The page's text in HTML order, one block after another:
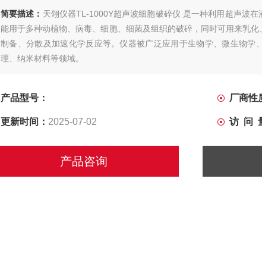
简要描述： 天翎仪器TL-1000Y超声波细胞破碎仪 是一种利用超声波
能用于多种动植物、病毒、细胞、细菌及组织的破碎，同时可用来乳
制备、分散及加速化学反应等。仪器被广泛应用于生物学、微生物学
理、纳米材料等领域。
产品型号： 厂商性
更新时间： 2025-07-02 访 问
产品咨询